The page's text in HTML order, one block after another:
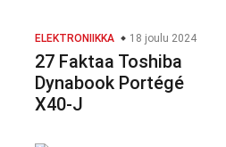
ELEKTRONIIKKA 18 joulu 2024
27 Faktaa Toshiba
Dynabook Portégé
X40-J